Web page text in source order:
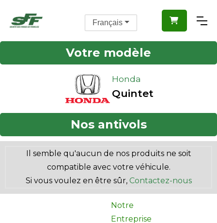

Votre modèle
Honda
Quintet
Nos antivols
Il semble qu'aucun de nos produits ne soit
compatible avec votre véhicule.
Si vous voulez en être sûr, Contactez-nous
Notre
Entreprise
Français